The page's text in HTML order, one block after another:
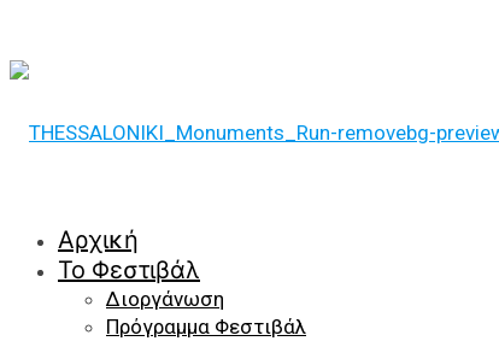
Αρχική
Το Φεστιβάλ
Διοργάνωση
Πρόγραμμα Φεστιβάλ